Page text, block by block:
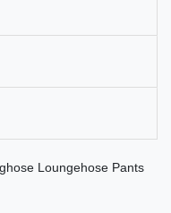
Loungehose Pants